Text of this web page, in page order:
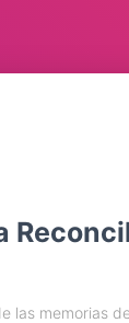
las memorias